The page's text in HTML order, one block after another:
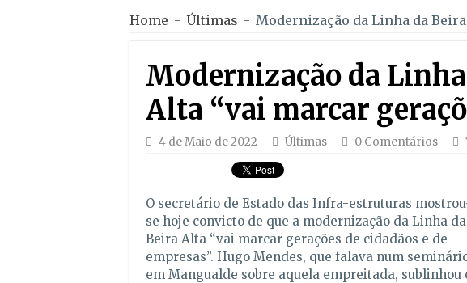
Home - Últimas - Modernização da Linha da
Modernização da
Alta “vai marcar
4 de Maio de 2022 Últimas 0 Comentários
O secretário de Estado das Infra-estruturas
se hoje convicto de que a modernização da Linha da
Beira Alta “vai marcar gerações de cidadãos e de
empresas”. Hugo Mendes, que falava num
em Mangualde sobre aquela empreitada, sublinhou